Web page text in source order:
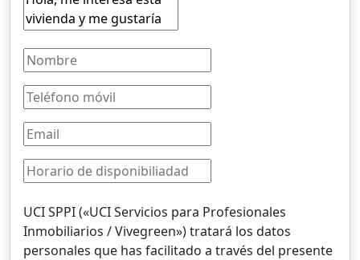
UCI SPPI («UCI Servicios para Profesionales
Inmobiliarios / Vivegreen») tratará los datos
personales que has facilitado a través del presente